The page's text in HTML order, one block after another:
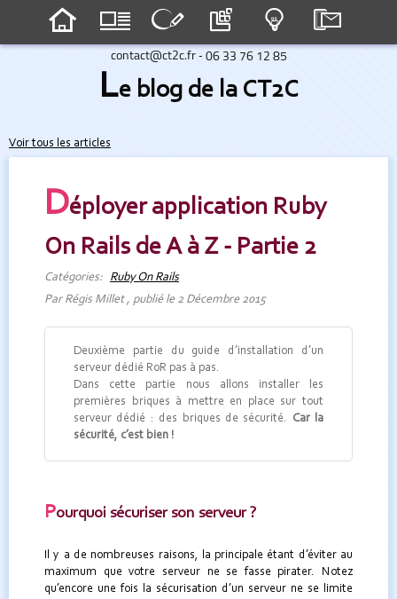
-
Le blog de la CT2C
Voir tous les articles
Déployer application Ruby
On Rails de A à Z - Partie 2
Catégories:
Ruby On Rails
Par Régis Millet , publié le 2 Décembre 2015
Deuxième partie du guide d’installation d’un
serveur dédié RoR pas à pas.
Dans cette partie nous allons installer les
premières briques à mettre en place sur tout
serveur dédié : des briques de sécurité. Car la
sécurité, c’est bien !
Pourquoi sécuriser son serveur ?
Il y a de nombreuses raisons, la principale étant d’éviter au
maximum que votre serveur ne se fasse pirater. Notez
qu’encore une fois la sécurisation d’un serveur ne se limite